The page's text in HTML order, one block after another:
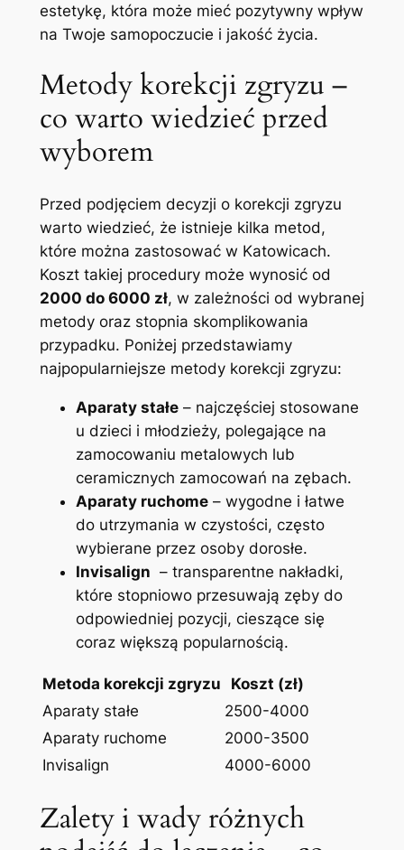
estetykę, która może mieć pozytywny wpływ
na Twoje ⁣samopoczucie i jakość życia.
Metody korekcji zgryzu –
co⁤ warto wiedzieć​ przed
wyborem
Przed podjęciem decyzji ⁤o korekcji zgryzu
warto wiedzieć, że​ istnieje kilka ‌metod,
które ​można zastosować w Katowicach.
Koszt takiej procedury może wynosić od
2000 do ​6000 zł, ​w zależności od wybranej
metody ⁣oraz stopnia skomplikowania
przypadku. Poniżej przedstawiamy
najpopularniejsze​ metody ⁢korekcji zgryzu:
Aparaty stałe– najczęściej stosowane
u dzieci‍ i młodzieży, ‌polegające ⁤na⁢
zamocowaniu metalowych lub
ceramicznych zamocowań ⁣na ⁣zębach.
Aparaty ruchome– wygodne‌ i łatwe
do utrzymania ⁤w czystości, często
wybierane przez osoby dorosłe.
Invisalign ⁢ – transparentne nakładki,
które stopniowo przesuwają zęby do
odpowiedniej pozycji, cieszące ‌się
coraz większą popularnością.
Metoda korekcji ⁣zgryzu
Koszt (zł)
Aparaty stałe
2500-4000
Aparaty ruchome
2000-3500
Invisalign
4000-6000
Zalety i wady ⁣różnych